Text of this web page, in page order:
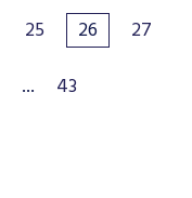
25 26
27
... 43